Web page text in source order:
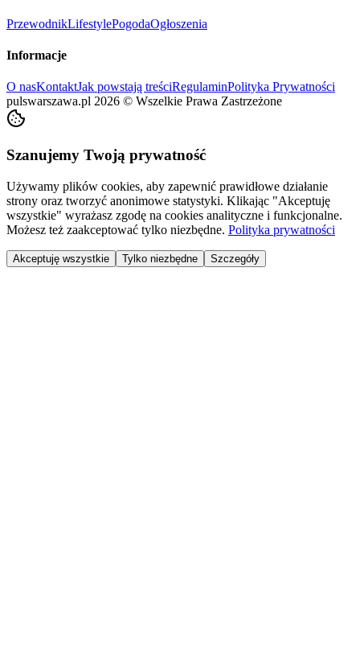
PrzewodnikLifestylePogodaOgłoszenia
Informacje
O nasKontaktJak powstają treściRegulaminPolityka Prywatności
pulswarszawa.pl 2026 © Wszelkie Prawa Zastrzeżone
Szanujemy Twoją prywatność
Używamy plików cookies, aby zapewnić prawidłowe działanie
strony oraz tworzyć anonimowe statystyki. Klikając "Akceptuję
wszystkie" wyrażasz zgodę na cookies analityczne i funkcjonalne.
Możesz też zaakceptować tylko niezbędne. Polityka prywatności
Akceptuję wszystkie Tylko niezbędne Szczegóły